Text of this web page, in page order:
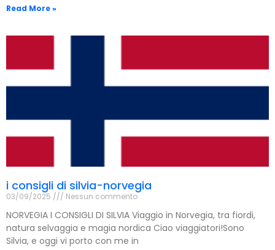
Read More »
i consigli di silvia-norvegia
03/09/2025 Nessun commento
NORVEGIA I CONSIGLI DI SILVIA Viaggio in Norvegia, tra fiordi,
natura selvaggia e magia nordica Ciao viaggiatori!Sono
Silvia, e oggi vi porto con me in